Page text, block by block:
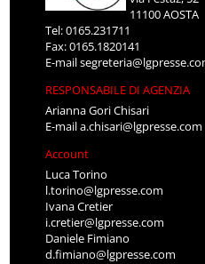
11100 AOSTA
Tel: 0165.231711
Fax: 0165.1820141
E-mail
RESPONSABILE DI AGENZIA
Arianna Gori Chisari
E-maila.chisari@lgpresse.com
Account
Luca Torino
l.torino@lgpresse.com
Ivana Cretier
i.cretier@lgpresse.com
Daniele Fimiano
d.fimiano@lgpresse.com